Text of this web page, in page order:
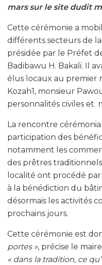
mars sur le site dudit
Cette cérémonie a
différents secteurs de
présidée par le Préfet
Badibawu H. Bakali. Il
élus locaux au premier
Kozah1, monsieur
personnalités civiles et
La rencontre
participation des
notamment les
des prêtres
localité ont procédé
à la bénédiction du
désormais les activités
prochains jours.
Cette cérémonie est
portes », précise le
« dans la tradition, ce